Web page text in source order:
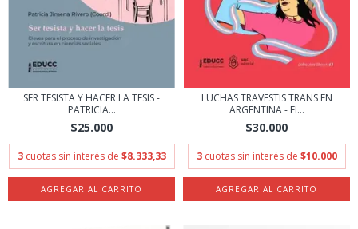
SER TESISTA Y HACER LA TESIS -
PATRICIA...
$25.000
3 cuotas sin interés de $8.333,33
LUCHAS TRAVESTIS TRANS EN
ARGENTINA - FI...
$30.000
3 cuotas sin interés de $10.000